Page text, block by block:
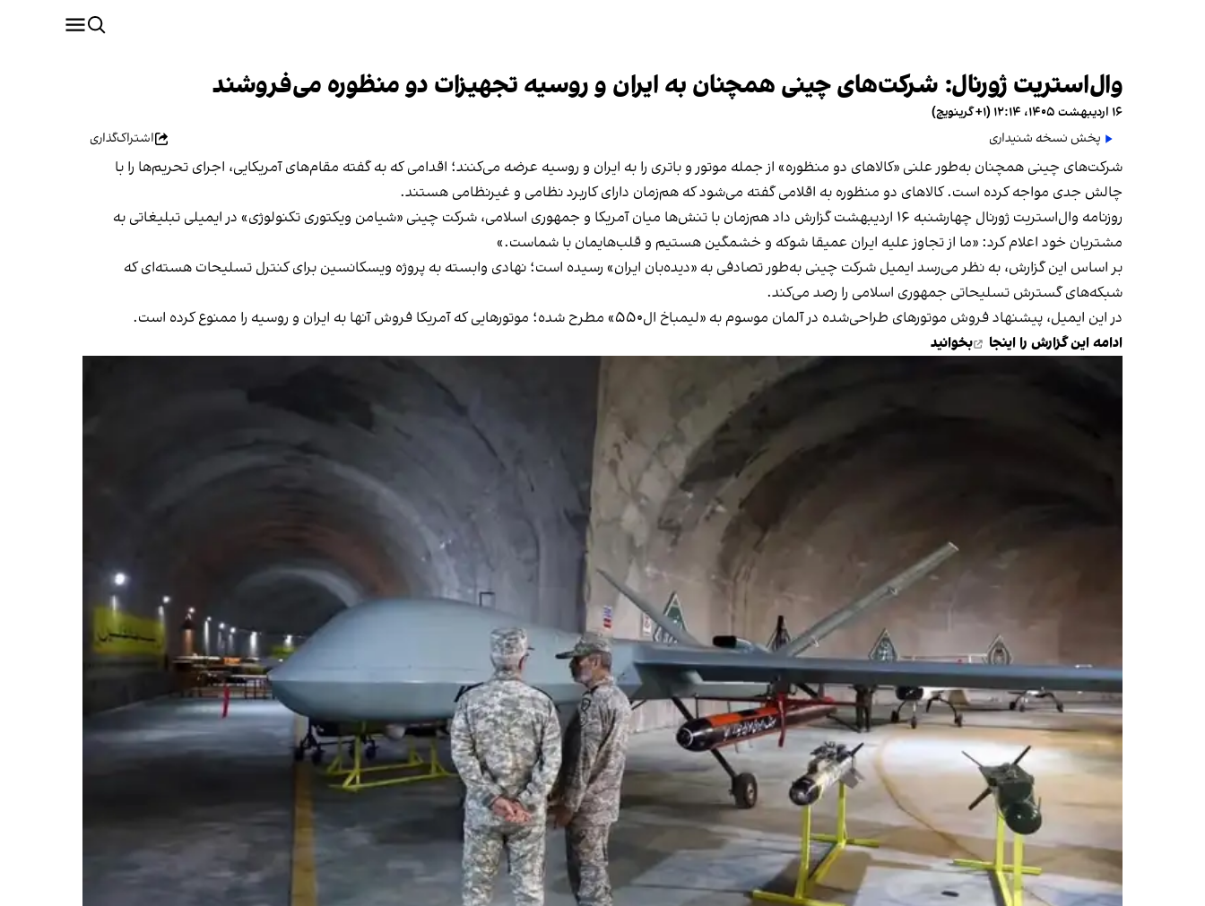
وال‌استریت‌ ژورنال: شرکت‌های چینی همچنان به ایران و روسیه تجهیزات دو منظوره می‌فروشند
۱۶ اردیبهشت ۱۴۰۵، ۱۲:۱۴ (‎+۱ گرینویچ)
پخش نسخه شنیداری
اشتراک‌گذاری
شرکت‌های چینی همچنان به‌طور علنی «کالاهای دو منظوره» از جمله موتور و باتری را به ایران و روسیه عرضه می‌کنند؛ اقدامی که به گفته مقام‌های آمریکایی، اجرای تحریم‌ها را با
چالش جدی مواجه کرده است. کالاهای دو منظوره به اقلامی گفته می‌شود که هم‌زمان دارای کاربرد نظامی و غیرنظامی هستند.
روزنامه وال‌استریت ژورنال چهارشنبه ۱۶ اردیبهشت گزارش داد هم‌زمان با تنش‌ها میان آمریکا و جمهوری اسلامی، شرکت چینی «شیامن ویکتوری تکنولوژی» در ایمیلی تبلیغاتی به
مشتریان خود اعلام کرد: «ما از تجاوز علیه ایران عمیقا شوکه و خشمگین هستیم و قلب‌هایمان با شماست.»
بر اساس این گزارش، به نظر می‌رسد ایمیل شرکت چینی به‌طور تصادفی به «دیده‌بان ایران» رسیده است؛ نهادی وابسته به پروژه ویسکانسین برای کنترل تسلیحات هسته‌ای که
شبکه‌های گسترش تسلیحاتی جمهوری اسلامی را رصد می‌کند.
در این ایمیل، پیشنهاد فروش موتورهای طراحی‌شده در آلمان موسوم به «لیمباخ ال۵۵۰» مطرح شده؛ موتورهایی که آمریکا فروش آنها به ایران و روسیه را ممنوع کرده است.
ادامه این گزارش را اینجا بخوانید